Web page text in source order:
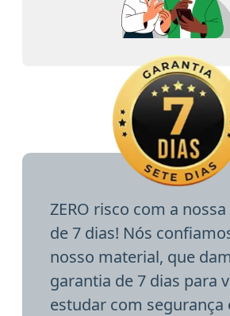
ZERO risco com a
de 7 dias! Nós
nosso material, que
garantia de 7 dias para
estudar com segurança